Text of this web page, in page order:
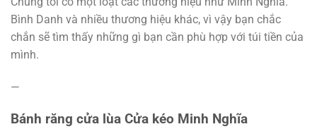
Bình Danh và nhiều thương hiệu khác, vì vậy bạn chắc
chắn sẽ tìm thấy những gì bạn cần phù hợp với túi tiền của
mình.
—
Bánh răng cửa lùa Cửa kéo Minh Nghĩa